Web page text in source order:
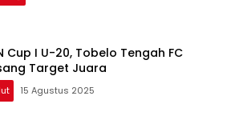
Cup I U-20, Tobelo Tengah FC
Target Juara
15 Agustus 2025